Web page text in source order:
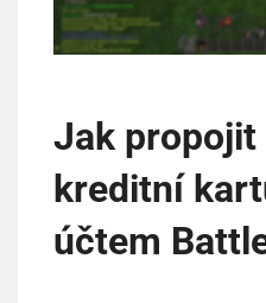
Jak propojit
kreditní
účtem